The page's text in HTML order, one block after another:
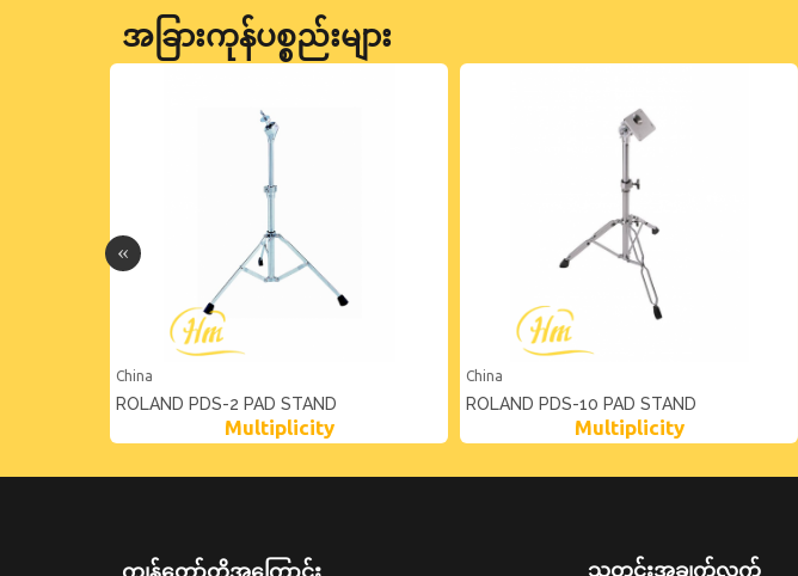
အခြားကုန်ပစ္စည်းများ
China
ROLAND PDS-2 PAD STAND
Multiplicity
China
ROLAND PDS-10 PAD STAND
Multiplicity
သတင်းအချက်လက်